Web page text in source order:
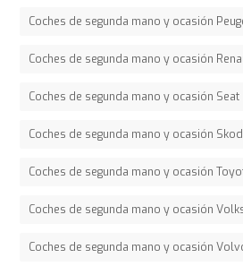
Coches de segunda mano y ocasión
Coches de segunda mano y ocasión
Coches de segunda mano y ocasión Seat
Coches de segunda mano y ocasión
Coches de segunda mano y ocasión
Coches de segunda mano y ocasión
Coches de segunda mano y ocasión